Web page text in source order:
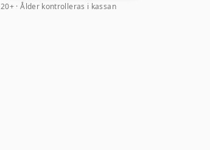
20+ · Ålder kontrolleras i kassan